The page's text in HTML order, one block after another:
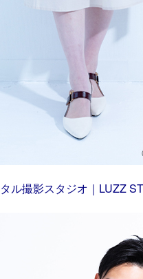
ル撮影スタジオ｜LUZZ